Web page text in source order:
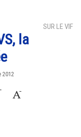
SUR LE VIF
la
2012